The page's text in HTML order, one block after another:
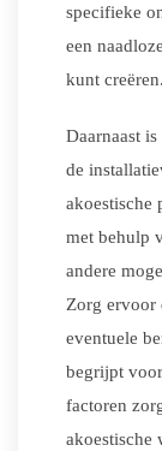
specifieke
een
kunt creëren.
Daarnaast
de
akoestische
met behulp
andere
Zorg ervoor
eventuele
begrijpt
factoren
akoestische